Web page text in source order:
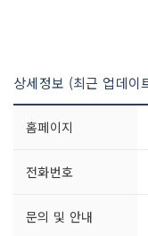
상세정보 (최근 업데이
홈페이지
전화번호
문의 및 안내